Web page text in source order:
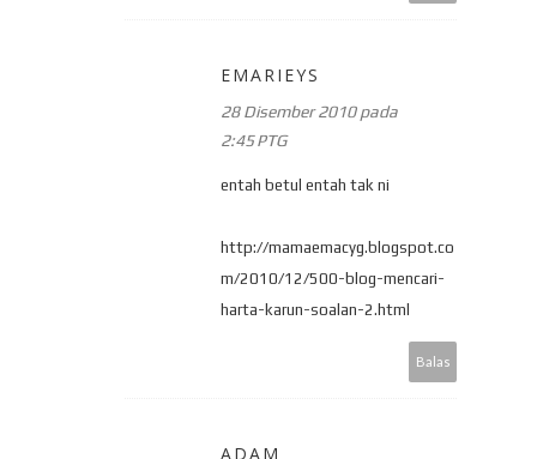
EMARIEYS
28 Disember 2010 pada
2:45 PTG
entah betul entah tak ni
http://mamaemacyg.blogspot.co
m/2010/12/500-blog-mencari-
harta-karun-soalan-2.html
Balas
ADAM